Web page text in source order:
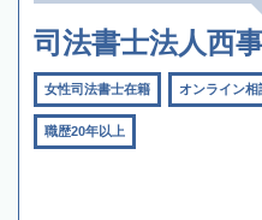
司法書士法人西
女性司法書士在籍 オンライン相
職歴20年以上